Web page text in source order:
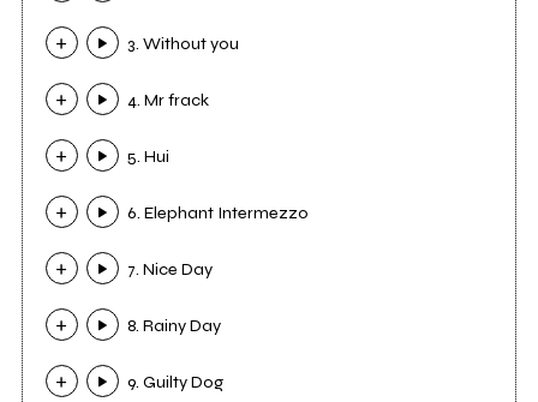
3. Without you
4. Mr frack
5. Hui
6. Elephant Intermezzo
7. Nice Day
8. Rainy Day
9. Guilty Dog